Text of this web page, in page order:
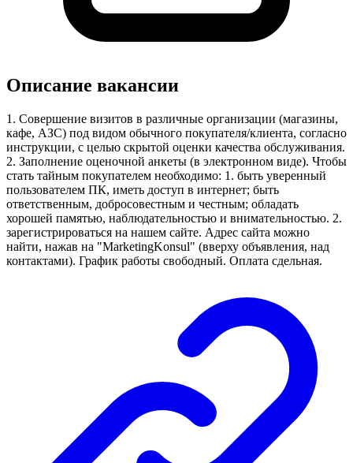
Описание вакансии
1. Совершение визитов в различные организации (магазины,
кафе, АЗС) под видом обычного покупателя/клиента, согласно
инструкции, с целью скрытой оценки качества обслуживания.
2. Заполнение оценочной анкеты (в электронном виде). Чтобы
стать тайным покупателем необходимо: 1. быть уверенный
пользователем ПК, иметь доступ в интернет; быть
ответственным, добросовестным и честным; обладать
хорошей памятью, наблюдательностью и внимательностью. 2.
зарегистрироваться на нашем сайте. Адрес сайта можно
найти, нажав на "MarketingKonsul" (вверху объявления, над
контактами). График работы свободный. Оплата сдельная.